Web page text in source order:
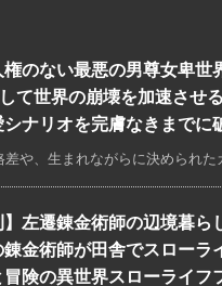
のない最悪の男尊女卑世
て世界の崩壊を加速させ
ナリオを完膚なきまでに
差や、生まれながらに決められ
】左遷錬金術師の辺境暮
金術師が田舎でスローラ
険の異世界スローライフ